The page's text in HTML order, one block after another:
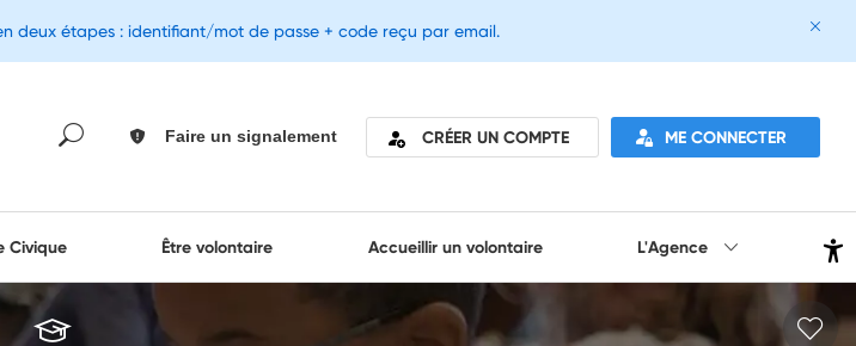
Faire un signalement CRÉER UN COMPTE ME CONNECTER
Civique Être volontaire Accueillir un volontaire L'Agence
deux étapes : identifiant/mot de passe + code reçu par email.